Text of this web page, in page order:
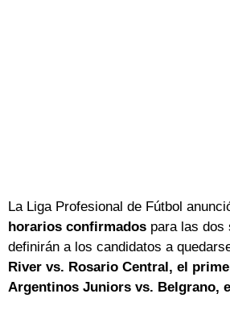
La Liga Profesional de Fútbol
horarios confirmados para las dos
definirán a los candidatos a
River vs. Rosario Central, el
Argentinos Juniors vs. Belgrano,